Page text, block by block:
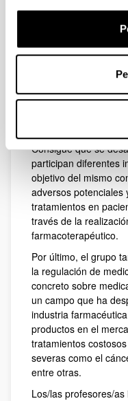
predicción de la
tratamiento de
farmacocinético/
En los últimos años
investigación
Cabe destacar
Atención
Consigue que se
participan diferentes
objetivo del mismo
adversos potenciales
tratamientos en
través de la
farmacoterapéutico.
Por último, el grupo
la regulación de
concreto sobre
un campo que ha
industria
productos en el
tratamientos
severas como el
entre otras.
Los/las profesores/